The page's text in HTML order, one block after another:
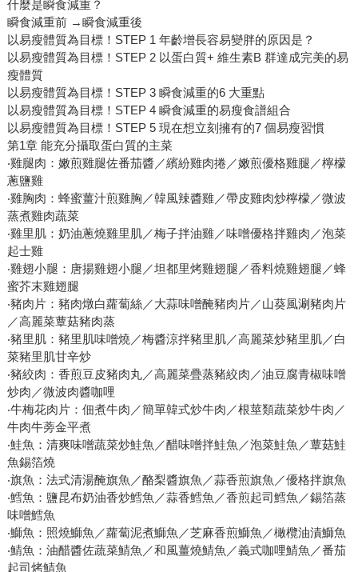
什麼是瞬食減重？
瞬食減重前 →瞬食減重後
以易瘦體質為目標！STEP 1 年齡增長容易變胖的原因是？
以易瘦體質為目標！STEP 2 以蛋白質+ 維生素B 群達成完美的易
瘦體質
以易瘦體質為目標！STEP 3 瞬食減重的6 大重點
以易瘦體質為目標！STEP 4 瞬食減重的易瘦食譜組合
以易瘦體質為目標！STEP 5 現在想立刻擁有的7 個易瘦習慣
第1章 能充分攝取蛋白質的主菜
‧雞腿肉：嫩煎雞腿佐番茄醬／繽紛雞肉捲／嫩煎優格雞腿／檸檬
蔥鹽雞
‧雞胸肉：蜂蜜薑汁煎雞胸／韓風辣醬雞／帶皮雞肉炒檸檬／微波
蒸煮雞肉蔬菜
‧雞里肌：奶油蔥燒雞里肌／梅子拌油雞／味噌優格拌雞肉／泡菜
起士雞
‧雞翅小腿：唐揚雞翅小腿／坦都里烤雞翅腿／香料燒雞翅腿／蜂
蜜芥末雞翅腿
‧豬肉片：豬肉燉白蘿蔔絲／大蒜味噌醃豬肉片／山葵風涮豬肉片
／高麗菜蕈菇豬肉蒸
‧豬里肌：豬里肌味噌燒／梅醬涼拌豬里肌／高麗菜炒豬里肌／白
菜豬里肌甘辛炒
‧豬絞肉：香煎豆皮豬肉丸／高麗菜疊蒸豬絞肉／油豆腐青椒味噌
炒肉／微波肉醬咖哩
‧牛梅花肉片：佃煮牛肉／簡單韓式炒牛肉／根莖類蔬菜炒牛肉／
牛肉牛蒡金平煮
‧鮭魚：清爽味噌蔬菜炒鮭魚／醋味噌拌鮭魚／泡菜鮭魚／蕈菇鮭
魚錫箔燒
‧旗魚：法式清湯醃旗魚／酪梨醬旗魚／蒜香煎旗魚／優格拌旗魚
‧鱈魚：鹽昆布奶油香炒鱈魚／蒜香鱈魚／香煎起司鱈魚／錫箔蒸
味噌鱈魚
‧鰤魚：照燒鰤魚／蘿蔔泥煮鰤魚／芝麻香煎鰤魚／橄欖油漬鰤魚
‧鯖魚：油醋醬佐蔬菜鯖魚／和風薑燒鯖魚／義式咖哩鯖魚／番茄
起司烤鯖魚